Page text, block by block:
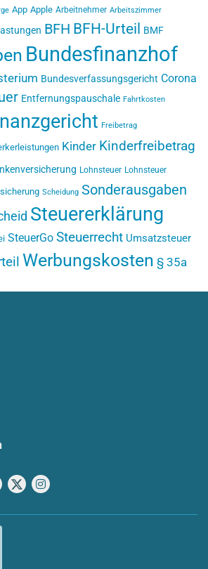
App Apple Arbeitnehmer Arbeitszimmer
BFH BFH-Urteil BMF
Bundesfinanzhof
Bundesverfassungsgericht Corona
Entfernungspauschale Fahrtkosten
Freibetrag
Kinder Kinderfreibetrag
Lohnsteuer Lohnsteuer
Scheidung Sonderausgaben
Steuererklärung
SteuerGo Steuerrecht Umsatzsteuer
Werbungskosten § 35a
Facebook
X Instagram